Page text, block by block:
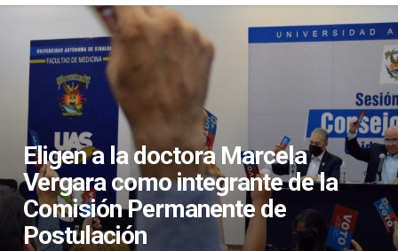
Eligen a la doctora Marcela
Vergara como integrante de la
Comisión Permanente de
Postulación